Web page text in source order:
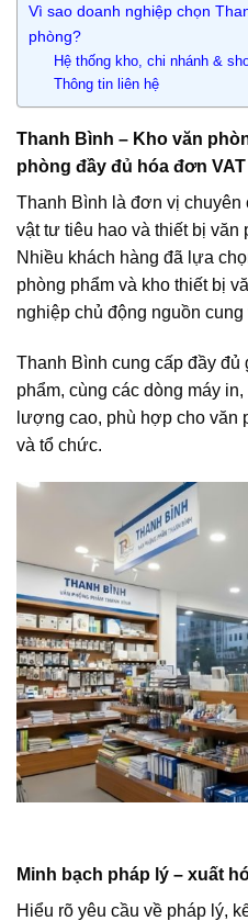
Vì sao doanh nghiệp chọn
phòng?
Hệ thống kho, chi nhánh &
Thông tin liên hệ
Thanh Bình – Kho văn
phòng đầy đủ hóa đơn
Thanh Bình là đơn vị chuyên
vật tư tiêu hao và thiết bị văn
Nhiều khách hàng đã lựa
phòng phẩm và kho thiết bị
nghiệp chủ động nguồn
Thanh Bình cung cấp đầy đủ
phẩm, cùng các dòng máy
lượng cao, phù hợp cho văn
và tổ chức.
Minh bạch pháp lý – xuất
Hiểu rõ yêu cầu về pháp lý,